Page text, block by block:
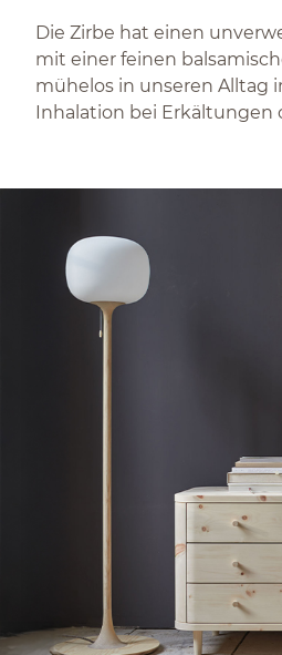
Die Zirbe hat einen
mit einer feinen
mühelos in unseren Alltag
Inhalation bei Erkältungen